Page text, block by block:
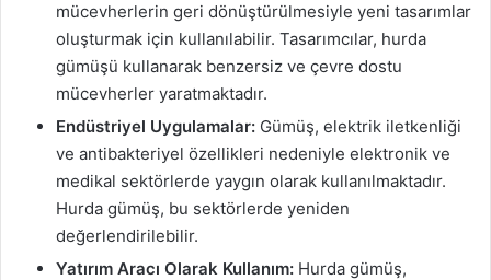
mücevherlerin geri dönüştürülmesiyle yeni tasarımlar
oluşturmak için kullanılabilir. Tasarımcılar, hurda
gümüşü kullanarak benzersiz ve çevre dostu
mücevherler yaratmaktadır.
Endüstriyel Uygulamalar: Gümüş, elektrik iletkenliği
ve antibakteriyel özellikleri nedeniyle elektronik ve
medikal sektörlerde yaygın olarak kullanılmaktadır.
Hurda gümüş, bu sektörlerde yeniden
değerlendirilebilir.
Yatırım Aracı Olarak Kullanım: Hurda gümüş,